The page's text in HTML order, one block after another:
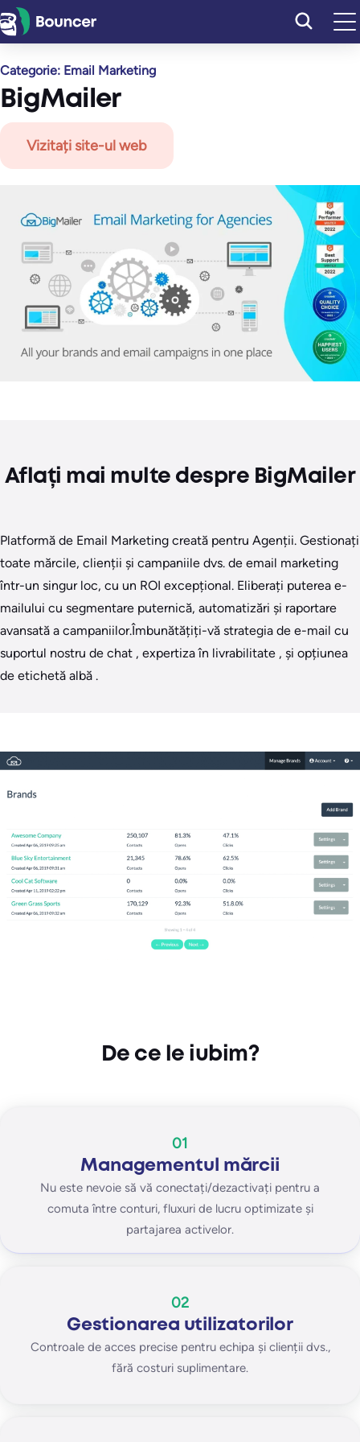
Sari
la
Categorie: Email Marketing
BigMailer
Vizitați site-ul web
Aflați mai multe despre BigMailer
Platformă de Email Marketing creată pentru Agenții. Gestionați
toate mărcile, clienții și campaniile dvs. de email marketing
într-un singur loc, cu un ROI excepțional. Eliberați puterea e-
mailului cu segmentare puternică, automatizări și raportare
avansată a campaniilor.Îmbunătățiți-vă strategia de e-mail cu
suportul nostru de chat , expertiza în livrabilitate , și opțiunea
de etichetă albă .
De ce le iubim?
01
Managementul mărcii
Nu este nevoie să vă conectați/dezactivați pentru a
comuta între conturi, fluxuri de lucru optimizate și
partajarea activelor.
02
Gestionarea utilizatorilor
Controale de acces precise pentru echipa și clienții dvs.,
fără costuri suplimentare.